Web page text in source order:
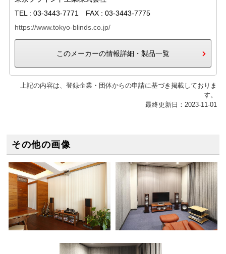
TEL : 03-3443-7771 FAX : 03-3443-7775
https://www.tokyo-blinds.co.jp/
このメーカーの情報詳細・製品一覧
上記の内容は、登録企業・団体からの申請に基づき掲載しておりま
す。
最終更新日：2023-11-01
その他の画像